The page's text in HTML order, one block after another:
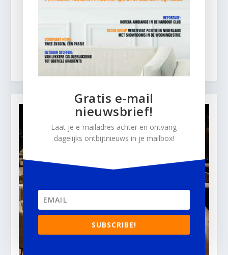
Gratis e-mail
nieuwsbrief!
Laat je e-mailadres achter en ontvang
dagelijks ontbijtnieuws in je mailbox!
SUBSCRIBE!